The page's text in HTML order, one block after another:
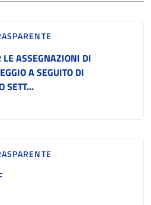
LE ASSEGNAZIONI DI
A SEGUITO DI
SETT...